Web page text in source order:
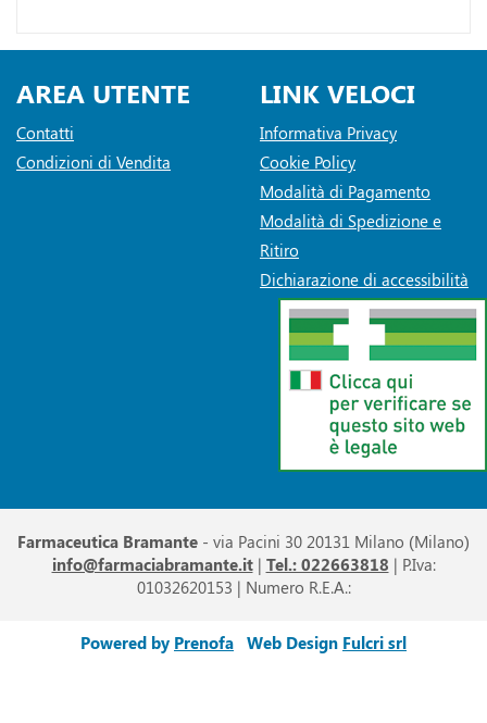
AREA UTENTE
Contatti
Condizioni di Vendita
LINK VELOCI
Informativa Privacy
Cookie Policy
Modalità di Pagamento
Modalità di Spedizione e
Ritiro
Dichiarazione di accessibilità
Farmaceutica Bramante - via Pacini 30 20131 Milano (Milano)
info@farmaciabramante.it| Tel.: 022663818 | P.Iva:
01032620153 | Numero R.E.A.:
Powered by Prenofa Web Design Fulcri srl